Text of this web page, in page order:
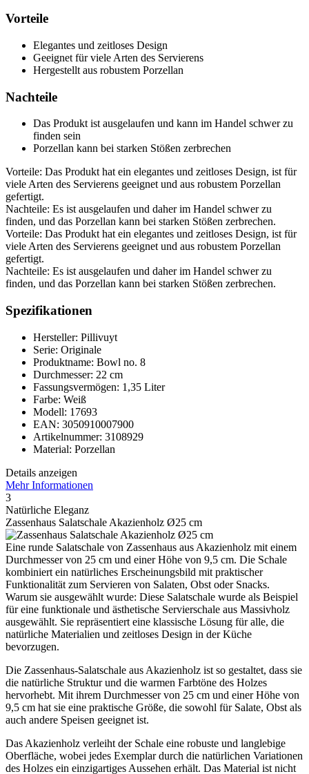
Vorteile
Elegantes und zeitloses Design
Geeignet für viele Arten des Servierens
Hergestellt aus robustem Porzellan
Nachteile
Das Produkt ist ausgelaufen und kann im Handel schwer zu
finden sein
Porzellan kann bei starken Stößen zerbrechen
Vorteile: Das Produkt hat ein elegantes und zeitloses Design, ist für
viele Arten des Servierens geeignet und aus robustem Porzellan
gefertigt.
Nachteile: Es ist ausgelaufen und daher im Handel schwer zu
finden, und das Porzellan kann bei starken Stößen zerbrechen.
Vorteile: Das Produkt hat ein elegantes und zeitloses Design, ist für
viele Arten des Servierens geeignet und aus robustem Porzellan
gefertigt.
Nachteile: Es ist ausgelaufen und daher im Handel schwer zu
finden, und das Porzellan kann bei starken Stößen zerbrechen.
Spezifikationen
Hersteller: Pillivuyt
Serie: Originale
Produktname: Bowl no. 8
Durchmesser: 22 cm
Fassungsvermögen: 1,35 Liter
Farbe: Weiß
Modell: 17693
EAN: 3050910007900
Artikelnummer: 3108929
Material: Porzellan
Details anzeigen
Mehr Informationen
3
Natürliche Eleganz
Zassenhaus Salatschale Akazienholz Ø25 cm
Eine runde Salatschale von Zassenhaus aus Akazienholz mit einem
Durchmesser von 25 cm und einer Höhe von 9,5 cm. Die Schale
kombiniert ein natürliches Erscheinungsbild mit praktischer
Funktionalität zum Servieren von Salaten, Obst oder Snacks.
Warum sie ausgewählt wurde: Diese Salatschale wurde als Beispiel
für eine funktionale und ästhetische Servierschale aus Massivholz
ausgewählt. Sie repräsentiert eine klassische Lösung für alle, die
natürliche Materialien und zeitloses Design in der Küche
bevorzugen.
Die Zassenhaus-Salatschale aus Akazienholz ist so gestaltet, dass sie
die natürliche Struktur und die warmen Farbtöne des Holzes
hervorhebt. Mit ihrem Durchmesser von 25 cm und einer Höhe von
9,5 cm hat sie eine praktische Größe, die sowohl für Salate, Obst als
auch andere Speisen geeignet ist.
Das Akazienholz verleiht der Schale eine robuste und langlebige
Oberfläche, wobei jedes Exemplar durch die natürlichen Variationen
des Holzes ein einzigartiges Aussehen erhält. Das Material ist nicht